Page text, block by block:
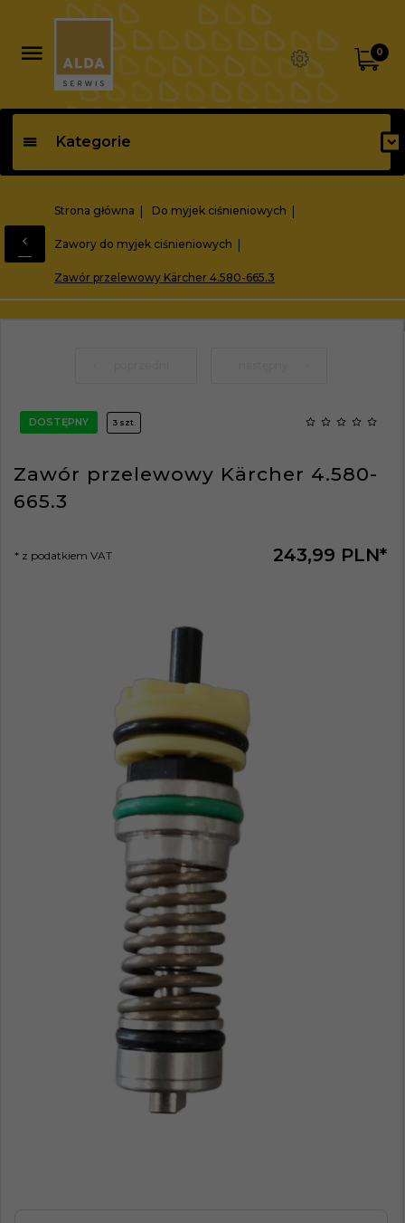
0
Kategorie
Strona główna Do myjek ciśnieniowych
Zawory do myjek ciśnieniowych
Zawór przelewowy Kärcher 4.580-665.3
DOSTĘPNY 3 szt.
Zawór przelewowy Kärcher 4.580-
665.3
243,99 PLN*
* z podatkiem VAT